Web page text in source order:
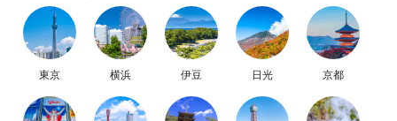
東京 横浜 伊豆 日光 京都